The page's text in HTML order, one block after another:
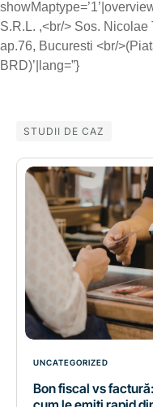
S.R.L. ,<br/> Sos. Nicolae
ap.76, Bucuresti <br/
BRD)’|lang=”}
STUDII DE CAZ
UNCATEGORIZED
Bon fiscal vs